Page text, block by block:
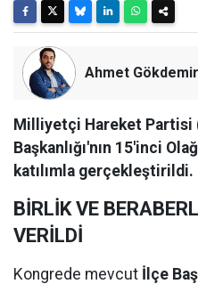
Ahmet Gökdemir
Milliyetçi Hareket Partisi
Başkanlığı'nın 15'inci
katılımla gerçekleştirildi.
BİRLİK VE
VERİLDİ
Kongrede mevcut İlçe